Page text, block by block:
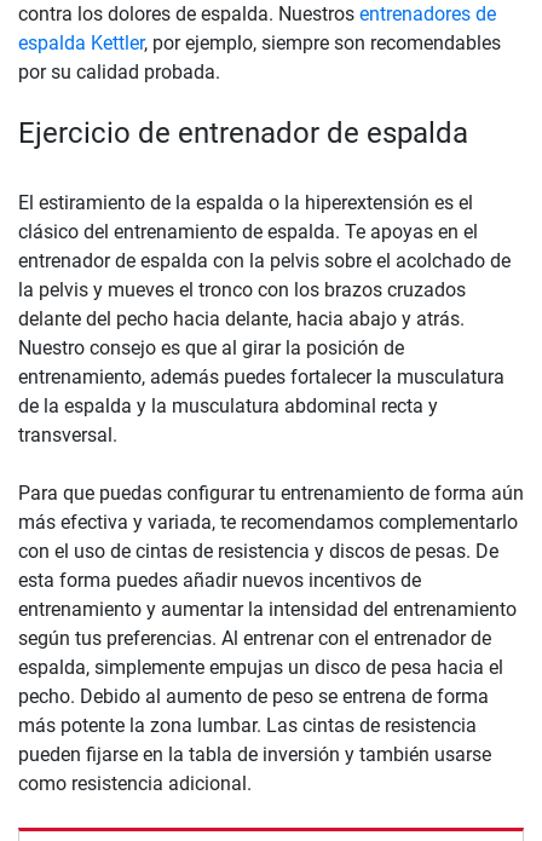
contra los dolores de espalda. Nuestros entrenadores de
espalda Kettler, por ejemplo, siempre son recomendables
por su calidad probada.
Ejercicio de entrenador de espalda
El estiramiento de la espalda o la hiperextensión es el
clásico del entrenamiento de espalda. Te apoyas en el
entrenador de espalda con la pelvis sobre el acolchado de
la pelvis y mueves el tronco con los brazos cruzados
delante del pecho hacia delante, hacia abajo y atrás.
Nuestro consejo es que al girar la posición de
entrenamiento, además puedes fortalecer la musculatura
de la espalda y la musculatura abdominal recta y
transversal.
Para que puedas configurar tu entrenamiento de forma aún
más efectiva y variada, te recomendamos complementarlo
con el uso de cintas de resistencia y discos de pesas. De
esta forma puedes añadir nuevos incentivos de
entrenamiento y aumentar la intensidad del entrenamiento
según tus preferencias. Al entrenar con el entrenador de
espalda, simplemente empujas un disco de pesa hacia el
pecho. Debido al aumento de peso se entrena de forma
más potente la zona lumbar. Las cintas de resistencia
pueden fijarse en la tabla de inversión y también usarse
como resistencia adicional.